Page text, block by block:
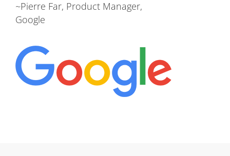
~Pierre Far, Product Manager,
Google